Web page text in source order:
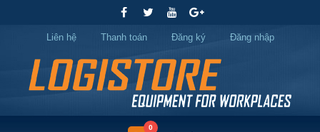
Liên hệ Thanh toán Đăng ký Đăng nhập
0